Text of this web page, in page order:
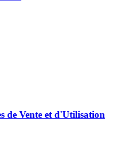
de Vente et d'Utilisation